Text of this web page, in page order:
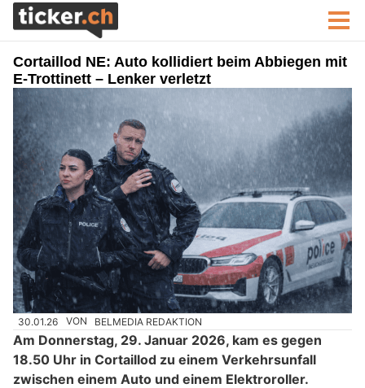
Cortaillod NE: Auto kollidiert beim Abbiegen mit
E-Trottinett – Lenker verletzt
30.01.26 VON BELMEDIA REDAKTION
Am Donnerstag, 29. Januar 2026, kam es gegen
18.50 Uhr in Cortaillod zu einem Verkehrsunfall
zwischen einem Auto und einem Elektroroller.